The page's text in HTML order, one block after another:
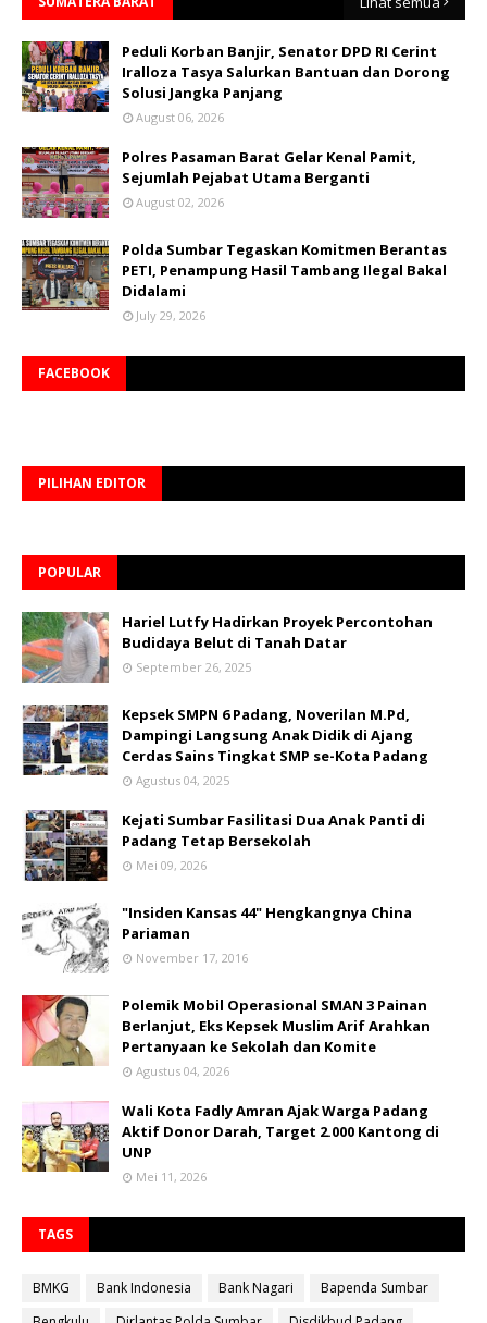
Peduli Korban Banjir, Senator DPD RI Cerint
Iralloza Tasya Salurkan Bantuan dan Dorong
Solusi Jangka Panjang
August 06, 2026
Polres Pasaman Barat Gelar Kenal Pamit,
Sejumlah Pejabat Utama Berganti
August 02, 2026
Polda Sumbar Tegaskan Komitmen Berantas
PETI, Penampung Hasil Tambang Ilegal Bakal
Didalami
July 29, 2026
FACEBOOK
PILIHAN EDITOR
POPULAR
Hariel Lutfy Hadirkan Proyek Percontohan
Budidaya Belut di Tanah Datar
September 26, 2025
Kepsek SMPN 6 Padang, Noverilan M.Pd,
Dampingi Langsung Anak Didik di Ajang
Cerdas Sains Tingkat SMP se-Kota Padang
Agustus 04, 2025
Kejati Sumbar Fasilitasi Dua Anak Panti di
Padang Tetap Bersekolah
Mei 09, 2026
"Insiden Kansas 44" Hengkangnya China
Pariaman
November 17, 2016
Polemik Mobil Operasional SMAN 3 Painan
Berlanjut, Eks Kepsek Muslim Arif Arahkan
Pertanyaan ke Sekolah dan Komite
Agustus 04, 2026
Wali Kota Fadly Amran Ajak Warga Padang
Aktif Donor Darah, Target 2.000 Kantong di
UNP
Mei 11, 2026
TAGS
BMKG Bank Indonesia Bank Nagari
Bapenda Sumbar